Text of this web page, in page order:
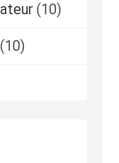
(10)
(10)